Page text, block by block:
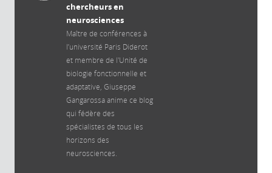
chercheurs en
neurosciences
Maître de conférences à
l’université Paris Diderot
et membre de l'Unité de
biologie fonctionnelle et
adaptative, Giuseppe
Gangarossa anime ce blog
qui fédère des
spécialistes de tous les
horizons des
neurosciences.